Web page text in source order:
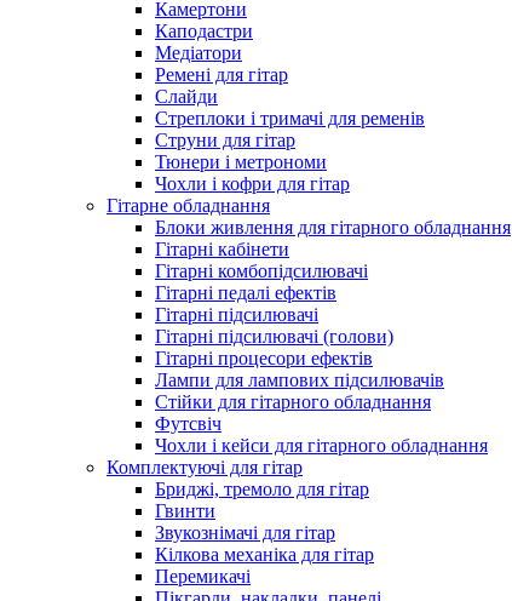
Камертони
Каподастри
Медіатори
Ремені для гітар
Слайди
Стреплоки і тримачі для ременів
Струни для гітар
Тюнери і метрономи
Чохли і кофри для гітар
Гітарне обладнання
Блоки живлення для гітарного обладнання
Гітарні кабінети
Гітарні комбопідсилювачі
Гітарні педалі ефектів
Гітарні підсилювачі
Гітарні підсилювачі (голови)
Гітарні процесори ефектів
Лампи для лампових підсилювачів
Стійки для гітарного обладнання
Футсвіч
Чохли і кейси для гітарного обладнання
Комплектуючі для гітар
Бриджі, тремоло для гітар
Гвинти
Звукознімачі для гітар
Кілкова механіка для гітар
Перемикачі